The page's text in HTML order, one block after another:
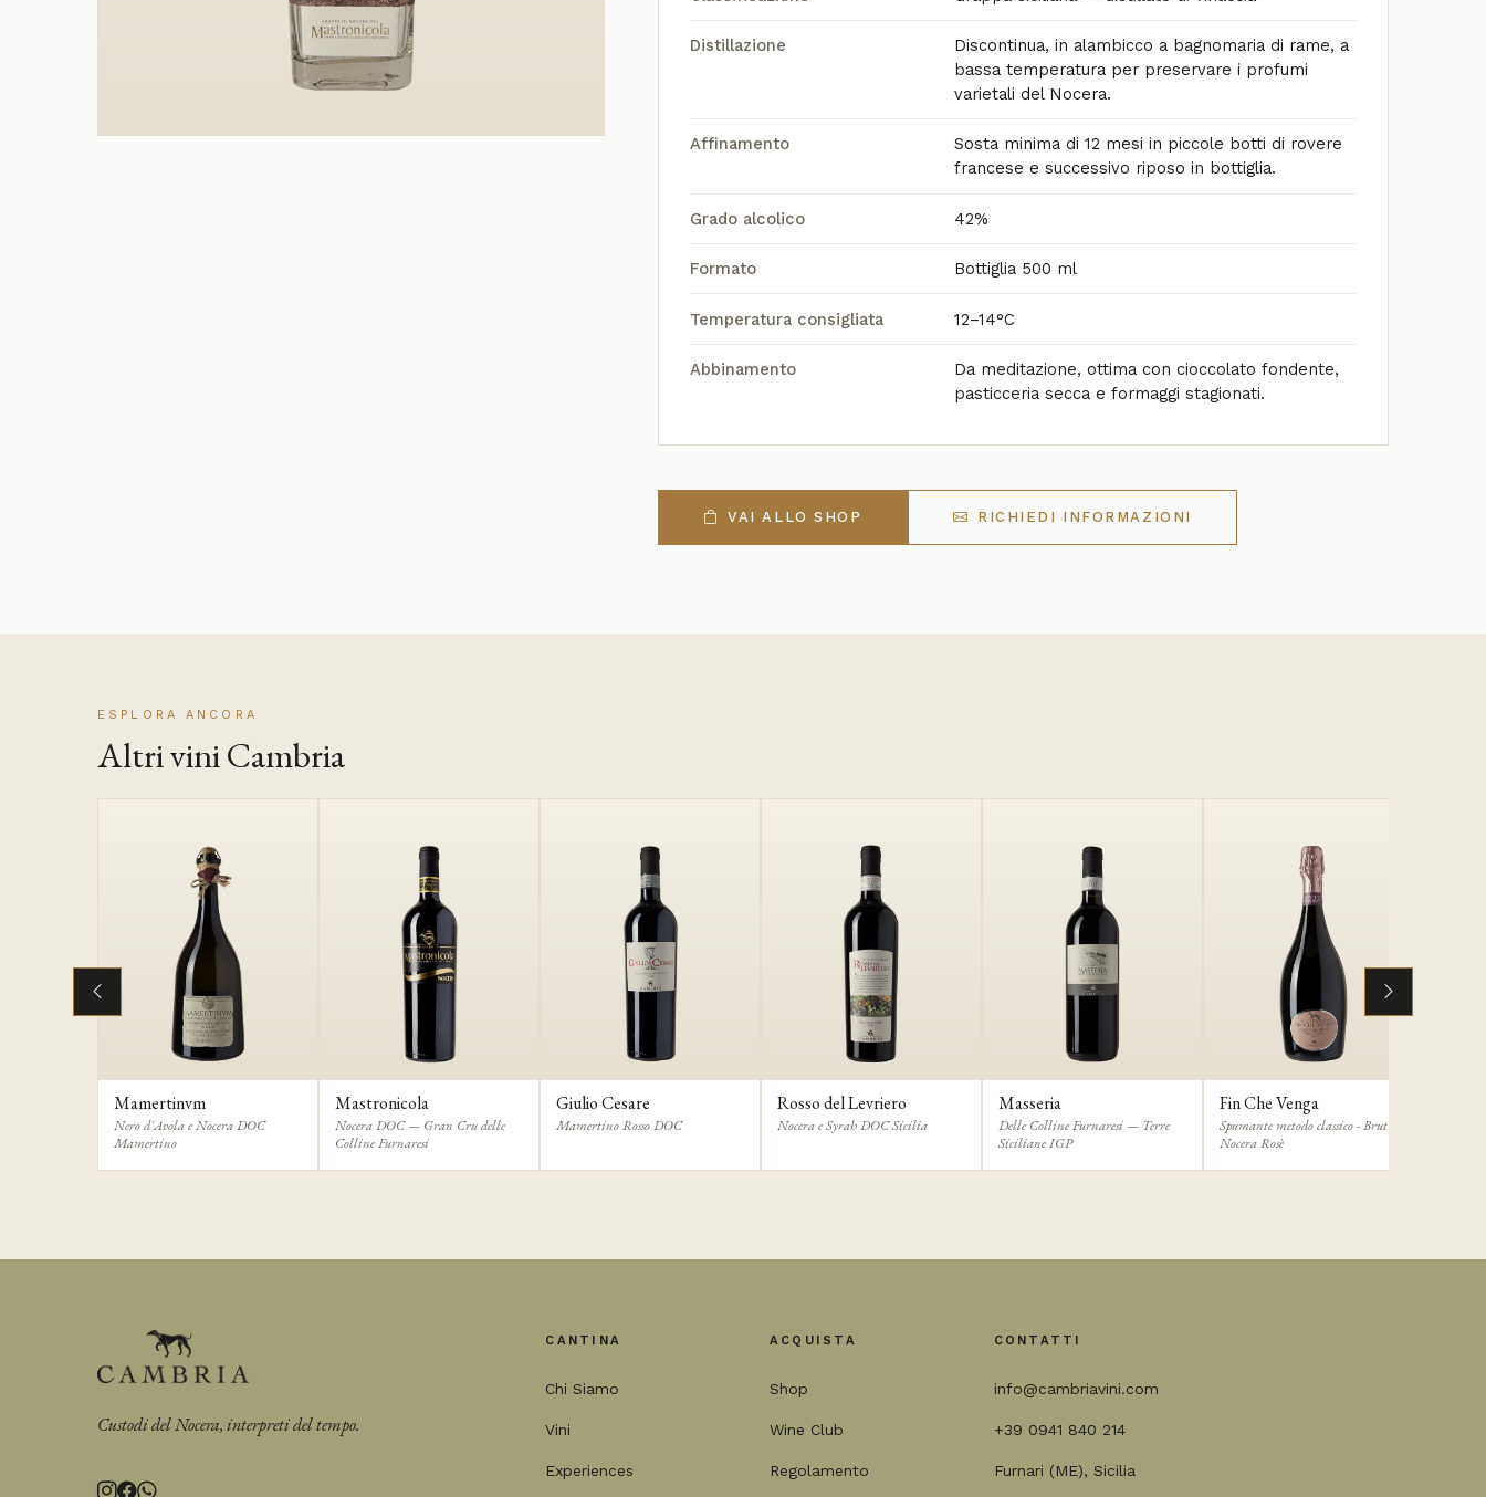
Distillazione
Discontinua, in alambicco a bagnomaria di rame, a
bassa temperatura per preservare i profumi
varietali del Nocera.
Affinamento
Sosta minima di 12 mesi in piccole botti di rovere
francese e successivo riposo in bottiglia.
Grado alcolico 42%
Formato Bottiglia 500 ml
Temperatura consigliata 12–14°C
Abbinamento
Da meditazione, ottima con cioccolato fondente,
pasticceria secca e formaggi stagionati.
VAI ALLO SHOP RICHIEDI INFORMAZIONI
ESPLORA ANCORA
Altri vini Cambria
Mamertinvm
Nero d'Avola e Nocera DOC
Mamertino
Mastronicola
Nocera DOC — Gran Cru delle
Colline Furnaresi
Giulio Cesare
Mamertino Rosso DOC
Rosso del Levriero
Nocera e Syrah DOC Sicilia
Masseria
Delle Colline Furnaresi — Terre
Siciliane IGP
Fin Che Venga
Spumante metodo classico - Brut
Nocera Rosè
Custodi del Nocera, interpreti del tempo.
CANTINA
Chi Siamo
Vini
Experiences
ACQUISTA
Shop
Wine Club
Regolamento
CONTATTI
info@cambriavini.com
+39 0941 840 214
Furnari (ME), Sicilia